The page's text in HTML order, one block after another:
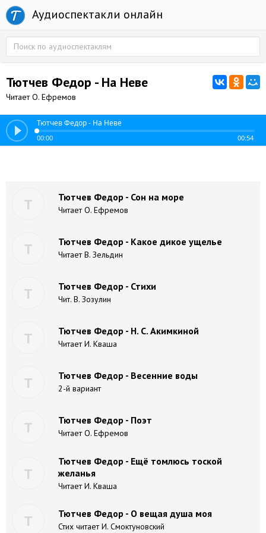
Аудиоспектакли онлайн
Тютчев Федор - На Неве
Читает О. Ефремов
Тютчев Федор - На Неве
00:00 00:54
Т Тютчев Федор - Сон на море
Читает О. Ефремов
Т Тютчев Федор - Какое дикое ущелье
Читает В. Зельдин
Т Тютчев Федор - Стихи
Чит. В. Зозулин
Т Тютчев Федор - Н. С. Акимкиной
Читает И. Кваша
Т Тютчев Федор - Весенние воды
2-й вариант
Т Тютчев Федор - Поэт
Читает О. Ефремов
Т
Тютчев Федор - Ещё томлюсь тоской
желанья
Читает И. Кваша
Т Тютчев Федор - О вещая душа моя
Стих читает И. Смоктуновский